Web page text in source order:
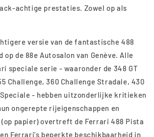
achtige prestaties. Zowel op als
versie van de fantastische 488
op de 88e Autosalon van Genève. Alle
speciale serie - waaronder de 348 GT
Challenge, 360 Challenge Stradale, 430
- hebben uitzonderlijke kritieken
ongerepte rijeigenschappen en
papier) overtreft de Ferrari 488 Pista
Ferrari's beperkte beschikbaarheid in